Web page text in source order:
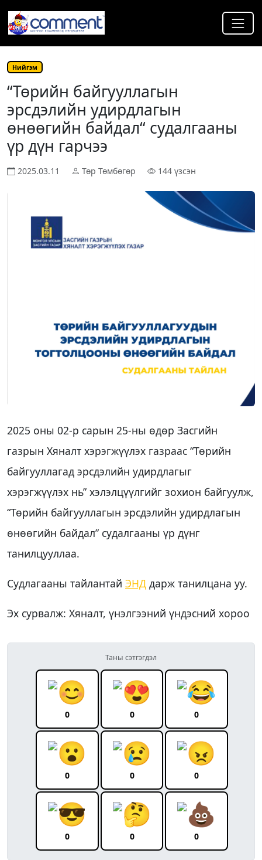
Нийгэм
“Төрийн байгууллагын
эрсдэлийн удирдлагын
өнөөгийн байдал“ судалгааны
үр дүн гарчээ
2025.03.11 Төр Төмбөгөр 144 үзсэн
2025 оны 02-р сарын 25-ны өдөр Засгийн
газрын Хяналт хэрэгжүүлэх газраас “Төрийн
байгууллагад эрсдэлийн удирдлагыг
хэрэгжүүлэх нь” хэлэлцүүлгийг зохион байгуулж,
“Төрийн байгууллагын эрсдэлийн удирдлагын
өнөөгийн байдал” судалгааны үр дүнг
танилцууллаа.
Судлагааны тайлантай ЭНД дарж танилцана уу.
Эх сурвалж: Хяналт, үнэлгээний үндэсний хороо
Таны сэтгэгдэл
0 0 0
0 0 0
0 0 0